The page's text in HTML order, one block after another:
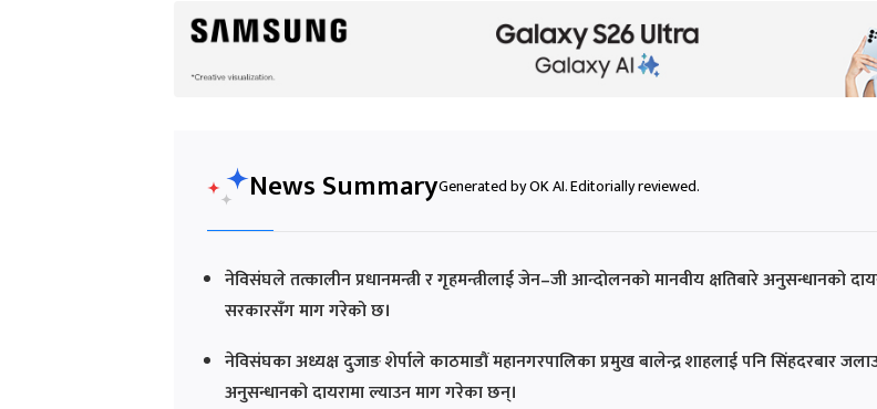
News SummaryGenerated by OK AI. Editorially reviewed.
नेविसंघले तत्कालीन प्रधानमन्त्री र गृहमन्त्रीलाई जेन–जी आन्दोलनको मानवीय क्षतिबारे अनुसन्धानको
सरकारसँग माग गरेको छ।
नेविसंघका अध्यक्ष दुजाङ शेर्पाले काठमाडौं महानगरपालिका प्रमुख बालेन्द्र शाहलाई पनि सिंहदरबार
अनुसन्धानको दायरामा ल्याउन माग गरेका छन्।